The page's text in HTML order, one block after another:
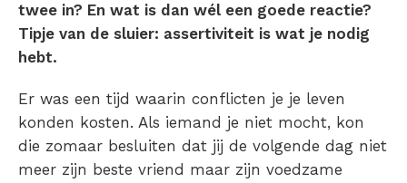
twee in? En wat is dan wél een goede reactie?
Tipje van de sluier: assertiviteit is wat je nodig
hebt.
Er was een tijd waarin conflicten je je leven
konden kosten. Als iemand je niet mocht, kon
die zomaar besluiten dat jij de volgende dag niet
meer zijn beste vriend maar zijn voedzame